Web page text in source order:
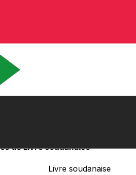
la monnaie du Soudan.
montrent que le taux de change
populaire est le taux SDG à
pour Livres est SDG
soudanaise et un convertisseur
devise
de Livre soudanaise
Livre soudanaise